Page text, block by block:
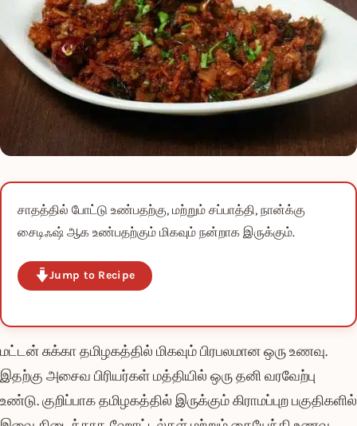
சாதத்தில் போட்டு உண்பதற்கு, மற்றும் சப்பாத்தி, நான்க்கு
சைடிஃஷ் ஆக உண்பதற்கும் மிகவும் நன்றாக இருக்கும்.
Jump to Recipe
மட்டன் சுக்கா தமிழகத்தில் மிகவும் பிரபலமான ஒரு உணவு.
இதற்கு அசைவ பிரியர்கள் மத்தியில் ஒரு தனி வரவேற்பு
உண்டு. குறிப்பாக தமிழகத்தில் இருக்கும் கிராமப்புற பகுதிகளில்